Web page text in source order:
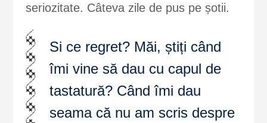
seriozitate. Câteva zile de pus pe șotii.
Si ce regret? Măi, știți când
îmi vine să dau cu capul de
tastatură? Când îmi dau
seama că nu am scris despre